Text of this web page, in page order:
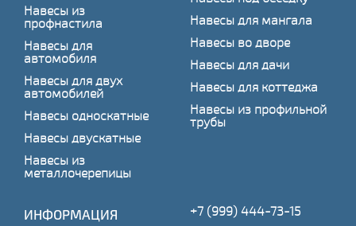
Навесы из
профнастила
Навесы для
автомобиля
Навесы для двух
автомобилей
Навесы односкатные
Навесы двускатные
Навесы из
металлочерепицы
Навесы для мангала
Навесы во дворе
Навесы для дачи
Навесы для коттеджа
Навесы из профильной
трубы
ИНФОРМАЦИЯ +7 (999) 444-73-15